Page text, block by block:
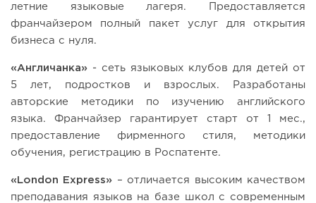
летние языковые лагеря. Предоставляется
франчайзером полный пакет услуг для открытия
бизнеса с нуля.
«Англичанка» - сеть языковых клубов для детей от
5 лет, подростков и взрослых. Разработаны
авторские методики по изучению английского
языка. Франчайзер гарантирует старт от 1 мес.,
предоставление фирменного стиля, методики
обучения, регистрацию в Роспатенте.
«London Express» – отличается высоким качеством
преподавания языков на базе школ с современным